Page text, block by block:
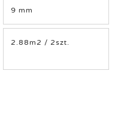
9 mm
2.88m2 / 2szt.